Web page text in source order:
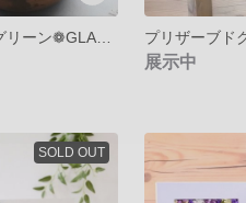
プリザーブドグリーン❁GLASS GARDEN❁枯れないお手入れ不要の小さな箱庭❁
展示中
SOLD OUT